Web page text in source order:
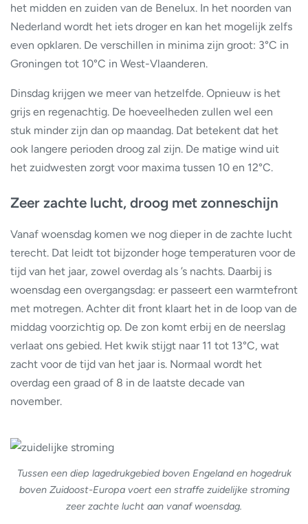
het midden en zuiden van de Benelux. In het noorden van
Nederland wordt het iets droger en kan het mogelijk zelfs
even opklaren. De verschillen in minima zijn groot: 3°C in
Groningen tot 10°C in West-Vlaanderen.
Dinsdag krijgen we meer van hetzelfde. Opnieuw is het
grijs en regenachtig. De hoeveelheden zullen wel een
stuk minder zijn dan op maandag. Dat betekent dat het
ook langere perioden droog zal zijn. De matige wind uit
het zuidwesten zorgt voor maxima tussen 10 en 12°C.
Zeer zachte lucht, droog met zonneschijn
Vanaf woensdag komen we nog dieper in de zachte lucht
terecht. Dat leidt tot bijzonder hoge temperaturen voor de
tijd van het jaar, zowel overdag als ’s nachts. Daarbij is
woensdag een overgangsdag: er passeert een warmtefront
met motregen. Achter dit front klaart het in de loop van de
middag voorzichtig op. De zon komt erbij en de neerslag
verlaat ons gebied. Het kwik stijgt naar 11 tot 13°C, wat
zacht voor de tijd van het jaar is. Normaal wordt het
overdag een graad of 8 in de laatste decade van
november.
Tussen een diep lagedrukgebied boven Engeland en hogedruk
boven Zuidoost-Europa voert een straffe zuidelijke stroming
zeer zachte lucht aan vanaf woensdag.